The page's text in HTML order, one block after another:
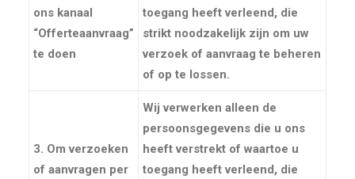
ons kanaal
“Offerteaanvraag”
te doen
toegang heeft verleend, die
strikt noodzakelijk zijn om uw
verzoek of aanvraag te beheren
of op te lossen.
3. Om verzoeken
of aanvragen per
Wij verwerken alleen de
persoonsgegevens die u ons
heeft verstrekt of waartoe u
toegang heeft verleend, die